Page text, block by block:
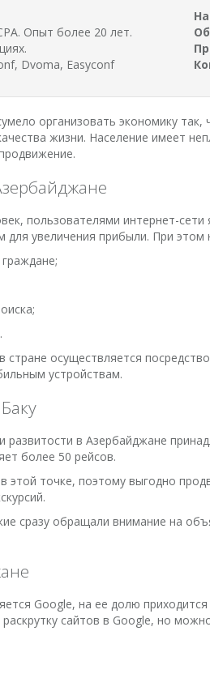
Опыт более 20 лет.
Dvoma, Easyconf
организовать экономику
жизни. Население имеет
пользователями интернет-
увеличения прибыли. При
стране осуществляется
устройствам.
в Азербайджане
более 50 рейсов.
в этой точке, поэтому выгодно
сразу обращали внимание на
Google, на ее долю
сайтов в Google, но